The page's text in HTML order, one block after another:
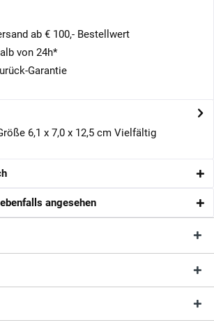
ab € 100,- Bestellwert
von 24h*
Garantie
6,1 x 7,0 x 12,5 cm Vielfältig
angesehen